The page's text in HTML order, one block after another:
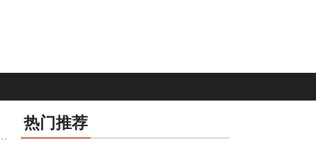
热门推荐